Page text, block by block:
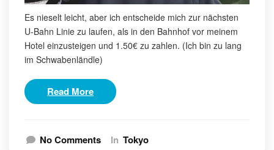
Es nieselt leicht, aber ich entscheide mich zur nächsten
U-Bahn Linie zu laufen, als in den Bahnhof vor meinem
Hotel einzusteigen und 1.50€ zu zahlen. (Ich bin zu lang
im Schwabenländle)
Read More
No Comments In Tokyo